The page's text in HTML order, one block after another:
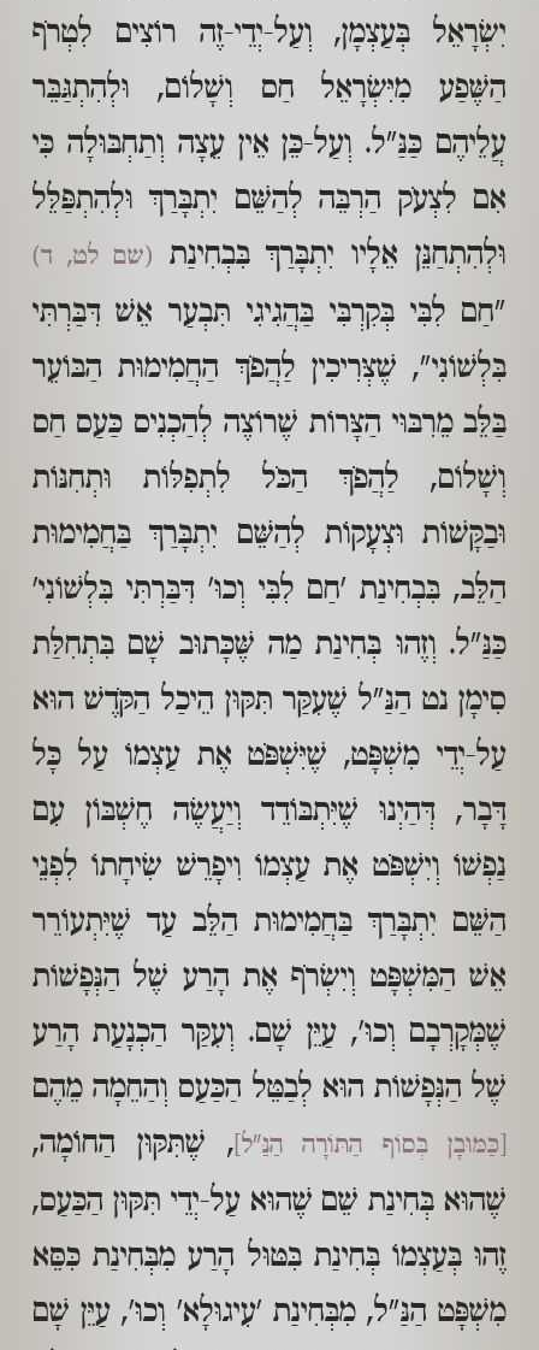
יִשְׂרָאֵל בְּעַצְמָן, וְעַל-יְדֵי-זֶה רוֹצִים לִטְרֹף
הַשֶּׁפַע מִיִּשְׂרָאֵל חַס וְשָׁלוֹם, וּלְהִתְגַּבֵּר
עֲלֵיהֶם כַּנַּ"ל. וְעַל-כֵּן אֵין עֵצָה וְתַחְבּוּלָה כִּי
אִם לִצְעֹק הַרְבֵּה לְהַשֵּׁם יִתְבָּרַךְ וּלְהִתְפַּלֵּל
וּלְהִתְחַנֵּן אֵלָיו יִתְבָּרַךְ בִּבְחִינַת (שם לט, ד)
"חַם לִבִּי בְּקִרְבִּי בַּהֲגִיגִי תִּבְעַר אֵשׁ דִּבַּרְתִּי
בִּלְשׁוֹנִי", שֶׁצְּרִיכִין לַהֲפֹךְ הַחֲמִימוּת הַבּוֹעֵר
בַּלֵּב מֵרִבּוּי הַצָּרוֹת שֶׁרוֹצֶה לְהַכְנִיס כַּעַס חַס
וְשָׁלוֹם, לַהֲפֹךְ הַכֹּל לִתְפִלּוֹת וּתְחִנּוֹת
וּבַקָּשׁוֹת וּצְעָקוֹת לְהַשֵּׁם יִתְבָּרַךְ בַּחֲמִימוּת
הַלֵּב, בִּבְחִינַת 'חַם לִבִּי וְכוּ' דִּבַּרְתִּי בִּלְשׁוֹנִי'
כַּנַּ"ל. וְזֶהוּ בְּחִינַת מַה שֶּׁכָּתוּב שָׁם בִּתְחִלַּת
סִימָן נט הַנַּ"ל שֶׁעִקַּר תִּקּוּן הֵיכַל הַקֹּדֶשׁ הוּא
עַל-יְדֵי מִשְׁפָּט, שֶׁיִּשְׁפֹּט אֶת עַצְמוֹ עַל כָּל
דָּבָר, דְּהַיְנוּ שֶׁיִּתְבּוֹדֵד וְיַעֲשֶׂה חֶשְׁבּוֹן עִם
נַפְשׁוֹ וְיִשְׁפֹּט אֶת עַצְמוֹ וִיפָרֵשׁ שִׂיחָתוֹ לִפְנֵי
הַשֵּׁם יִתְבָּרַךְ בַּחֲמִימוּת הַלֵּב עַד שֶׁיִּתְעוֹרֵר
אֵשׁ הַמִּשְׁפָּט וְיִשְׂרֹף אֶת הָרַע שֶׁל הַנְּפָשׁוֹת
שֶׁמְּקָרְבָם וְכוּ', עַיֵּן שָׁם. וְעִקַּר הַכְנָעַת הָרַע
שֶׁל הַנְּפָשׁוֹת הוּא לְבַטֵּל הַכַּעַס וְהַחֵמָה מֵהֶם
[כַּמּוּבָן בְּסוֹף הַתּוֹרָה הַנַּ"ל] , שֶׁתִּקּוּן הַחוֹמָה,
שֶׁהוּא בְּחִינַת שֵׁם שֶׁהוּא עַל-יְדֵי תִּקּוּן הַכַּעַס,
זֶהוּ בְּעַצְמוֹ בְּחִינַת בִּטּוּל הָרַע מִבְּחִינַת כִּסֵּא
מִשְׁפָּט הַנַּ"ל, מִבְּחִינַת 'עִיגוּלָא' וְכוּ', עַיֵּן שָׁם